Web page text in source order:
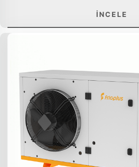
İNCELE